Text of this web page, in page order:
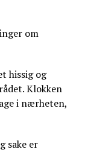
om
hissig og
Klokken
i nærheten,
sake er